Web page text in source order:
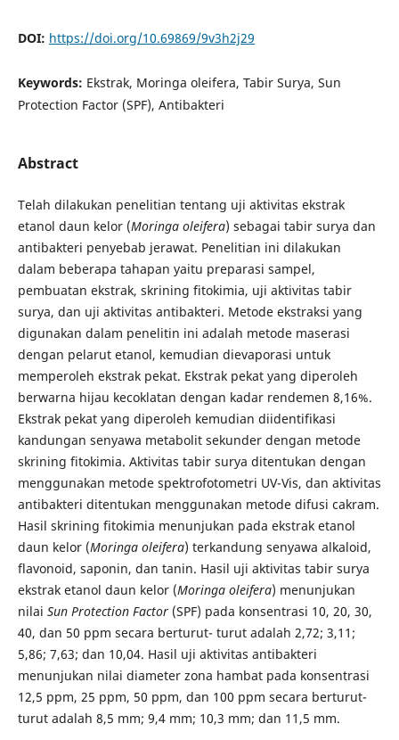
DOI: https://doi.org/10.69869/9v3h2j29
Keywords: Ekstrak, Moringa oleifera, Tabir Surya, Sun
Protection Factor (SPF), Antibakteri
Abstract
Telah dilakukan penelitian tentang uji aktivitas ekstrak
etanol daun kelor (Moringa oleifera) sebagai tabir surya dan
antibakteri penyebab jerawat. Penelitian ini dilakukan
dalam beberapa tahapan yaitu preparasi sampel,
pembuatan ekstrak, skrining fitokimia, uji aktivitas tabir
surya, dan uji aktivitas antibakteri. Metode ekstraksi yang
digunakan dalam penelitin ini adalah metode maserasi
dengan pelarut etanol, kemudian dievaporasi untuk
memperoleh ekstrak pekat. Ekstrak pekat yang diperoleh
berwarna hijau kecoklatan dengan kadar rendemen 8,16%.
Ekstrak pekat yang diperoleh kemudian diidentifikasi
kandungan senyawa metabolit sekunder dengan metode
skrining fitokimia. Aktivitas tabir surya ditentukan dengan
menggunakan metode spektrofotometri UV-Vis, dan aktivitas
antibakteri ditentukan menggunakan metode difusi cakram.
Hasil skrining fitokimia menunjukan pada ekstrak etanol
daun kelor (Moringa oleifera) terkandung senyawa alkaloid,
flavonoid, saponin, dan tanin. Hasil uji aktivitas tabir surya
ekstrak etanol daun kelor (Moringa oleifera) menunjukan
nilai Sun Protection Factor (SPF) pada konsentrasi 10, 20, 30,
40, dan 50 ppm secara berturut- turut adalah 2,72; 3,11;
5,86; 7,63; dan 10,04. Hasil uji aktivitas antibakteri
menunjukan nilai diameter zona hambat pada konsentrasi
12,5 ppm, 25 ppm, 50 ppm, dan 100 ppm secara berturut-
turut adalah 8,5 mm; 9,4 mm; 10,3 mm; dan 11,5 mm.